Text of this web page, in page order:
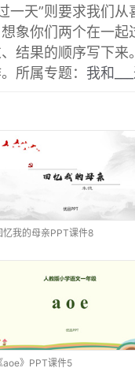
一天”则要求我们
象你们两个在一
结果的顺序写下
所属专题： 我和
忆我的母亲PPT课件8
aoe》PPT课件5